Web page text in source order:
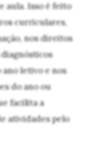
aula. Isso é feito
curriculares,
nos direitos
letivo e nos
do ano ou
facilita a
atividades pelo